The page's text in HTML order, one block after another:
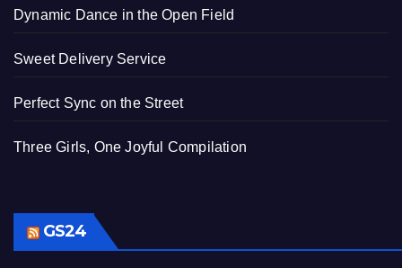
Dynamic Dance in the Open Field
Sweet Delivery Service
Perfect Sync on the Street
Three Girls, One Joyful Compilation
GS24